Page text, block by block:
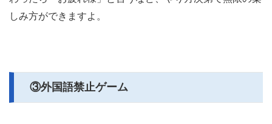
しみ方ができますよ。
③外国語禁止ゲーム